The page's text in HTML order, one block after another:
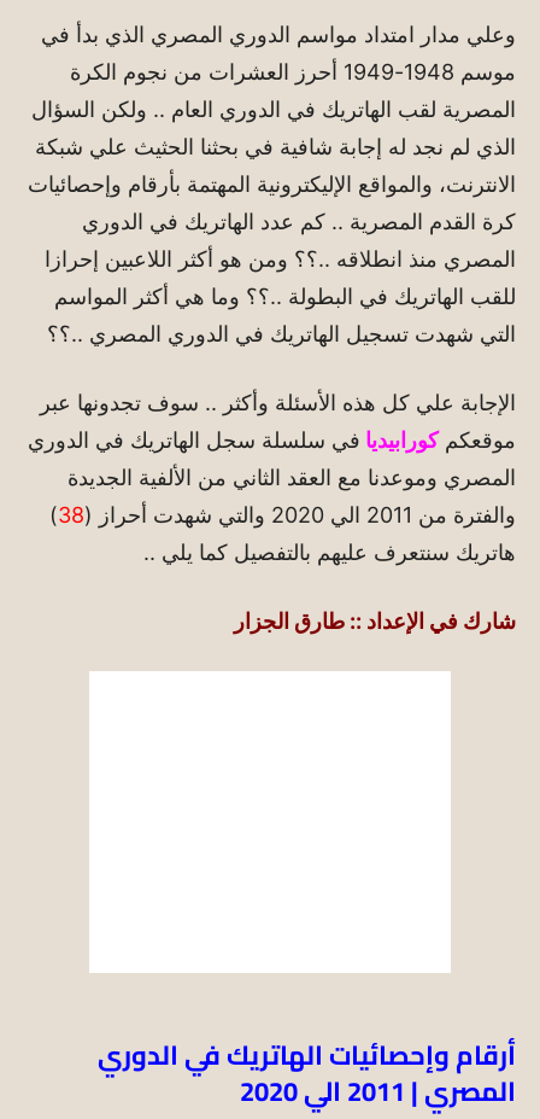
وعلي مدار امتداد مواسم الدوري المصري الذي بدأ في
موسم 1948-1949 أحرز العشرات من نجوم الكرة
المصرية لقب الهاتريك في الدوري العام .. ولكن السؤال
الذي لم نجد له إجابة شافية في بحثنا الحثيث علي شبكة
الانترنت، والمواقع الإليكترونية المهتمة بأرقام وإحصائيات
كرة القدم المصرية .. كم عدد الهاتريك في الدوري
المصري منذ انطلاقه ..؟؟ ومن هو أكثر اللاعبين إحرازا
للقب الهاتريك في البطولة ..؟؟ وما هي أكثر المواسم
التي شهدت تسجيل الهاتريك في الدوري المصري ..؟؟
الإجابة علي كل هذه الأسئلة وأكثر .. سوف تجدونها عبر
موقعكمكورابيديا في سلسلة سجل الهاتريك في الدوري
المصري وموعدنا مع العقد الثاني من الألفية الجديدة
والفترة من 2011 الي 2020 والتي شهدت أحراز (
38
)
هاتريك سنتعرف عليهم بالتفصيل كما يلي ..
شارك في الإعداد :: طارق الجزار
أرقام وإحصائيات الهاتريك في الدوري
المصري | 2011 الي 2020